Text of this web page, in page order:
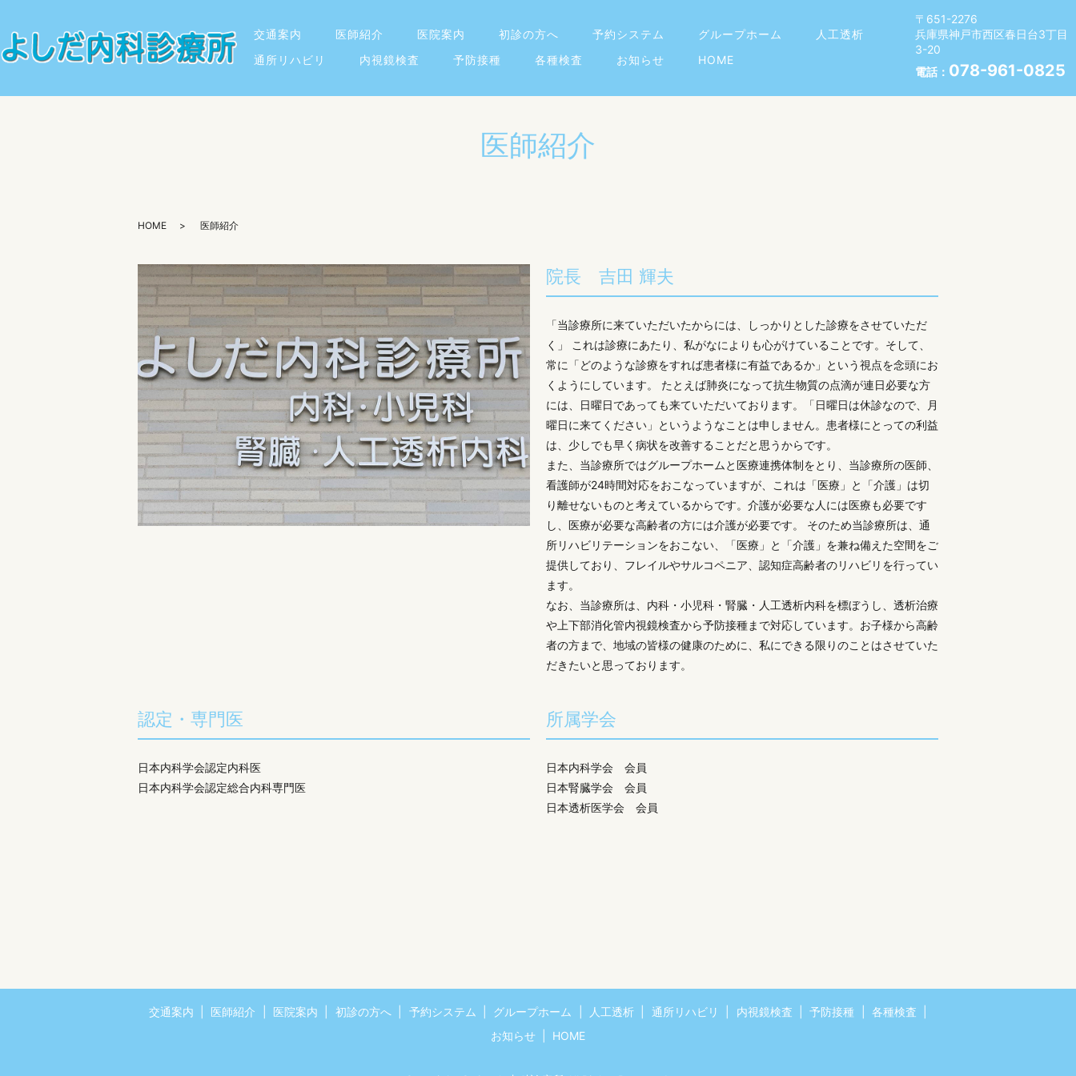
交通案内 医師紹介 医院案内 初診の方へ 予約システム グループホーム
人工透析
通所リハビリ
内視鏡検査 予防接種 各種検査 お知らせ HOME
〒651-2276
兵庫県神戸市西区春日台3丁目
3-20
電話： 078-961-0825
医師紹介
HOME 医師紹介
院長 吉田 輝夫
「当診療所に来ていただいたからには、しっかりとした診療をさせていただ
く」 これは診療にあたり、私がなによりも心がけていることです。そして、
常に「どのような診療をすれば患者様に有益であるか」という視点を念頭にお
くようにしています。 たとえば肺炎になって抗生物質の点滴が連日必要な方
には、日曜日であっても来ていただいております。「日曜日は休診なので、月
曜日に来てください」というようなことは申しません。患者様にとっての利益
は、少しでも早く病状を改善することだと思うからです。
また、当診療所ではグループホームと医療連携体制をとり、当診療所の医師、
看護師が24時間対応をおこなっていますが、これは「医療」と「介護」は切
り離せないものと考えているからです。介護が必要な人には医療も必要です
し、医療が必要な高齢者の方には介護が必要です。 そのため当診療所は、通
所リハビリテーションをおこない、「医療」と「介護」を兼ね備えた空間をご
提供しており、フレイルやサルコペニア、認知症高齢者のリハビリを行ってい
ます。
なお、当診療所は、内科・小児科・腎臓・人工透析内科を標ぼうし、透析治療
や上下部消化管内視鏡検査から予防接種まで対応しています。お子様から高齢
者の方まで、地域の皆様の健康のために、私にできる限りのことはさせていた
だきたいと思っております。
認定・専門医
日本内科学会認定内科医
日本内科学会認定総合内科専門医
所属学会
日本内科学会 会員
日本腎臓学会 会員
日本透析医学会 会員
交通案内 医師紹介 医院案内 初診の方へ 予約システム グループホーム 人工透析 通所リハビリ 内視鏡検査 予防接種
各種検査
お知らせ
HOME